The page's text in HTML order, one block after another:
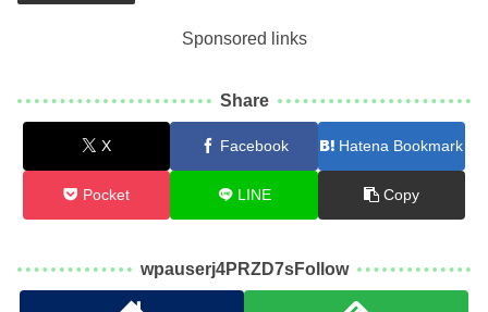
Sponsored links
Share
X Facebook Hatena Bookmark
Pocket LINE Copy
wpauserj4PRZD7sFollow